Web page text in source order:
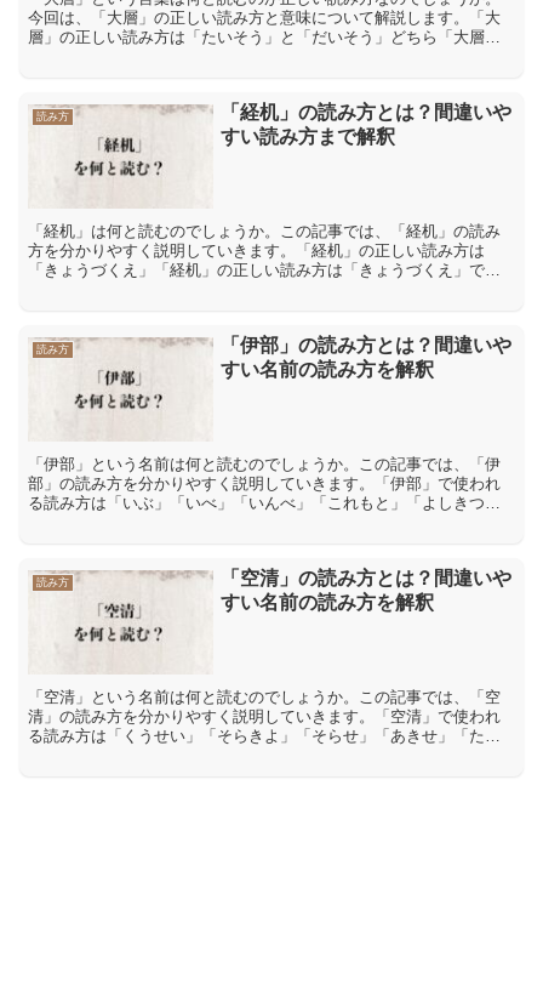
今回は、「大層」の正しい読み方と意味について解説します。「大
層」の正しい読み方は「たいそう」と「だいそう」どちら「大層」
読み方
「経机」の読み方とは？間違いや
すい読み方まで解釈
「経机」は何と読むのでしょうか。この記事では、「経机」の読み
方を分かりやすく説明していきます。「経机」の正しい読み方は
「きょうづくえ」「経机」の正しい読み方は「きょうづくえ」で
読み方
「伊部」の読み方とは？間違いや
すい名前の読み方を解釈
「伊部」という名前は何と読むのでしょうか。この記事では、「伊
部」の読み方を分かりやすく説明していきます。「伊部」で使われ
る読み方は「いぶ」「いべ」「いんべ」「これもと」「よしきつ」
読み方
「空清」の読み方とは？間違いや
すい名前の読み方を解釈
「空清」という名前は何と読むのでしょうか。この記事では、「空
清」の読み方を分かりやすく説明していきます。「空清」で使われ
る読み方は「くうせい」「そらきよ」「そらせ」「あきせ」「たか